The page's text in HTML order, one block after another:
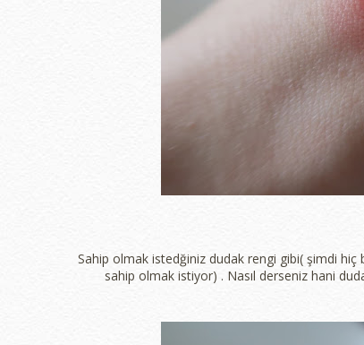
Sahip olmak istedğiniz dudak rengi gibi( şimdi hiç
sahip olmak istiyor) . Nasıl derseniz hani